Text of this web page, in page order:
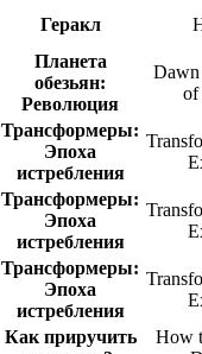
Геракл
Планета
обезьян:
Революция
Dawn
of
Трансформеры:
Эпоха
истребления
Трансформеры:
Эпоха
истребления
Трансформеры:
Эпоха
истребления
Как приручить
How